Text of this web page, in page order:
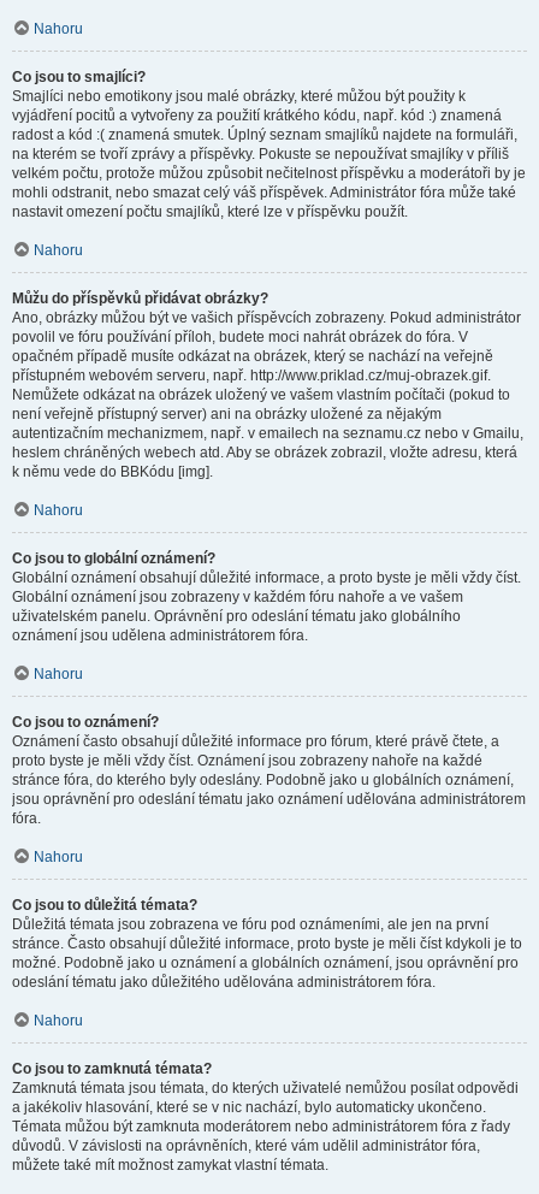
Nahoru
Co jsou to smajlíci?
Smajlíci nebo emotikony jsou malé obrázky, které můžou být použity k
vyjádření pocitů a vytvořeny za použití krátkého kódu, např. kód :) znamená
radost a kód :( znamená smutek. Úplný seznam smajlíků najdete na formuláři,
na kterém se tvoří zprávy a příspěvky. Pokuste se nepoužívat smajlíky v příliš
velkém počtu, protože můžou způsobit nečitelnost příspěvku a moderátoři by je
mohli odstranit, nebo smazat celý váš příspěvek. Administrátor fóra může také
nastavit omezení počtu smajlíků, které lze v příspěvku použít.
Nahoru
Můžu do příspěvků přidávat obrázky?
Ano, obrázky můžou být ve vašich příspěvcích zobrazeny. Pokud administrátor
povolil ve fóru používání příloh, budete moci nahrát obrázek do fóra. V
opačném případě musíte odkázat na obrázek, který se nachází na veřejně
přístupném webovém serveru, např. http://www.priklad.cz/muj-obrazek.gif.
Nemůžete odkázat na obrázek uložený ve vašem vlastním počítači (pokud to
není veřejně přístupný server) ani na obrázky uložené za nějakým
autentizačním mechanizmem, např. v emailech na seznamu.cz nebo v Gmailu,
heslem chráněných webech atd. Aby se obrázek zobrazil, vložte adresu, která
k němu vede do BBKódu [img].
Nahoru
Co jsou to globální oznámení?
Globální oznámení obsahují důležité informace, a proto byste je měli vždy číst.
Globální oznámení jsou zobrazeny v každém fóru nahoře a ve vašem
uživatelském panelu. Oprávnění pro odeslání tématu jako globálního
oznámení jsou udělena administrátorem fóra.
Nahoru
Co jsou to oznámení?
Oznámení často obsahují důležité informace pro fórum, které právě čtete, a
proto byste je měli vždy číst. Oznámení jsou zobrazeny nahoře na každé
stránce fóra, do kterého byly odeslány. Podobně jako u globálních oznámení,
jsou oprávnění pro odeslání tématu jako oznámení udělována administrátorem
fóra.
Nahoru
Co jsou to důležitá témata?
Důležitá témata jsou zobrazena ve fóru pod oznámeními, ale jen na první
stránce. Často obsahují důležité informace, proto byste je měli číst kdykoli je to
možné. Podobně jako u oznámení a globálních oznámení, jsou oprávnění pro
odeslání tématu jako důležitého udělována administrátorem fóra.
Nahoru
Co jsou to zamknutá témata?
Zamknutá témata jsou témata, do kterých uživatelé nemůžou posílat odpovědi
a jakékoliv hlasování, které se v nic nachází, bylo automaticky ukončeno.
Témata můžou být zamknuta moderátorem nebo administrátorem fóra z řady
důvodů. V závislosti na oprávněních, které vám udělil administrátor fóra,
můžete také mít možnost zamykat vlastní témata.